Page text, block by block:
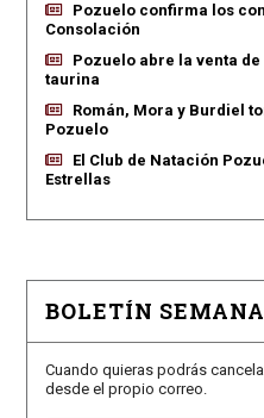
Pozuelo confirma los
Consolación
Pozuelo abre la venta
taurina
Román, Mora y Burdiel
Pozuelo
El Club de Natación
Estrellas
BOLETÍN
Cuando quieras podrás
desde el propio correo.